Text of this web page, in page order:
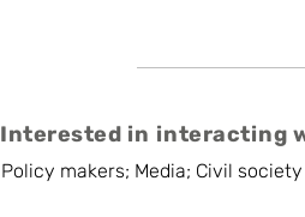
Interested in interacting
Policy makers; Media; Civil society